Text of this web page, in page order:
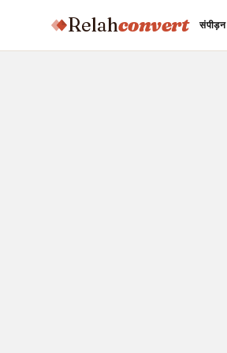
Relahconvert संपीड़न